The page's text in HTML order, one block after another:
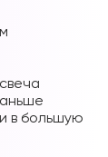
в большую